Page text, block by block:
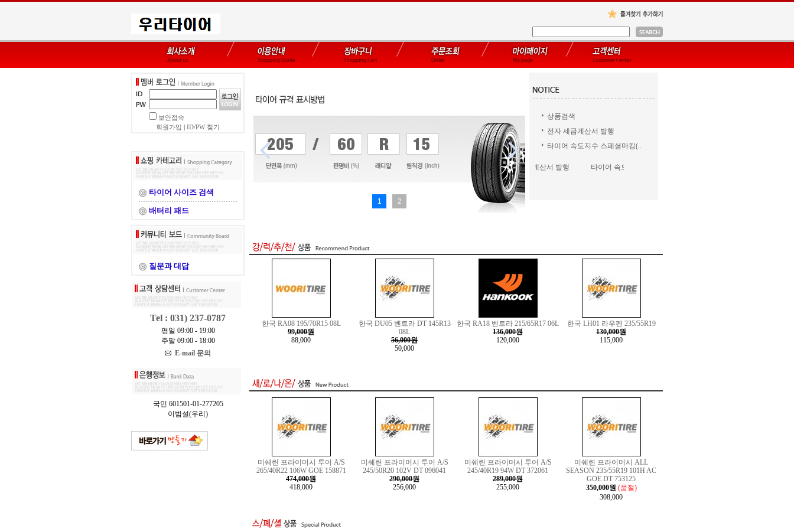
보안접속
회원가입
ID/PW 찾기
타이어 사이즈 검색
배터리 패드
질문과 대답
Tel : 031) 237-0787
평일 09:00 - 19:00
주말 09:00 - 18:00
E-mail 문의
국민 601501-01-277205
이범설(우리)
1 2
 
상품검색
전자 세금계산서 발행
타이어 속도지수 스페셜마킹(..
상품검색 전자 세금계산서 발행 타이어 속도지수 스페셜마..
한국 RA08 195/70R15 08L
99,000원
88,000
한국 DU05 벤트라 DT 145R13
08L
56,000원
50,000
한국 RA18 벤트라 215/65R17 06L
136,000원
120,000
한국 LH01 라우펜 235/55R19
130,000원
115,000
미쉐린 프라이머시 투어 A/S
265/40R22 106W GOE 158871
474,000원
418,000
미쉐린 프라이머시 투어 A/S
245/50R20 102V DT 096041
290,000원
256,000
미쉐린 프라이머시 투어 A/S
245/40R19 94W DT 372061
289,000원
255,000
미쉐린 프라이머시 ALL
SEASON 235/55R19 101H AC
GOE DT 753125
350,000원 (품절)
308,000